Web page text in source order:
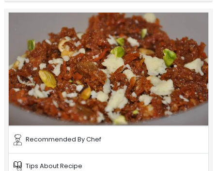
Recommended By Chef
Tips About Recipe